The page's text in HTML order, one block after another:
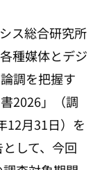
ス総合研究所
種媒体とデジ
調を把握す
2026」（調
12月31日）を
して、今回